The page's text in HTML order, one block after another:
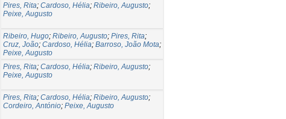
Pires, Rita; Cardoso, Hélia; Ribeiro, Augusto;
Peixe, Augusto
Ribeiro, Hugo; Ribeiro, Augusto; Pires, Rita;
Cruz, João; Cardoso, Hélia; Barroso, João Mota;
Peixe, Augusto
Pires, Rita; Cardoso, Hélia; Ribeiro, Augusto;
Peixe, Augusto
Pires, Rita; Cardoso, Hélia; Ribeiro, Augusto;
Cordeiro, António; Peixe, Augusto